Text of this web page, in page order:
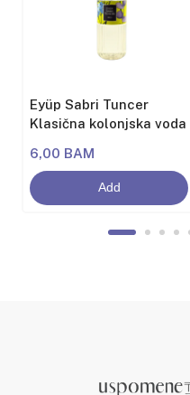
Eyüp Sabri Tuncer
Klasična kolonjska voda
6,00 BAM
Add